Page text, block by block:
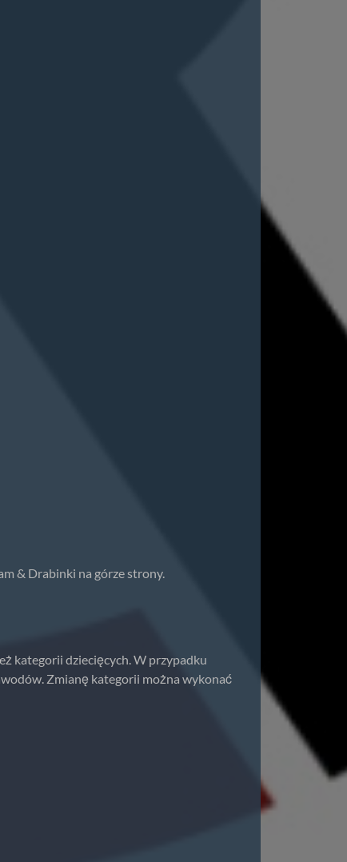
& Drabinki na górze strony.
kategorii dziecięcych. W przypadku
Zmianę kategorii można wykonać